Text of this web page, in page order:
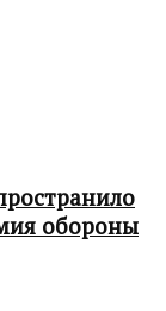
обороны